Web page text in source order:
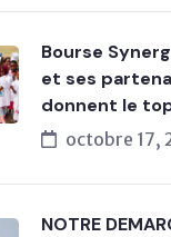
Bourse
et ses
donnent le
octobre 17,
NOTRE